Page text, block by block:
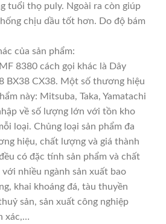
tuổi thọ puly. Ngoài ra còn giúp
chịu dầu tốt hơn. Do độ bám
của sản phẩm:
8380 cách gọi khác là Dây
BX38 CX38. Một số thương hiệu
này: Mitsuba, Taka, Yamatachi
về số lượng lớn với tồn kho
loại. Chủng loại sản phẩm đa
hiệu, chất lượng và giá thành
có đặc tính sản phẩm và chất
nhiều ngành sản xuất bao
khai khoáng đá, tàu thuyền
sản, sản xuất công nghiệp
xác,…